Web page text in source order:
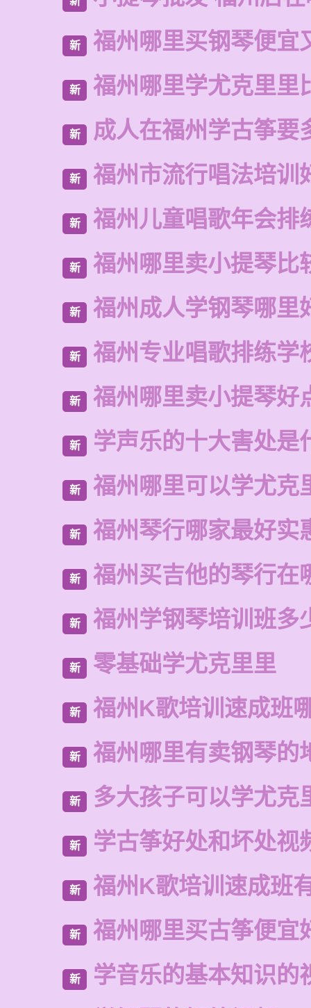
新 福州哪里买钢琴便宜
新 福州哪里学尤克里里
新 成人在福州学古筝要
新 福州市流行唱法培训
新 福州儿童唱歌年会排
新 福州哪里卖小提琴比
新 福州成人学钢琴哪里
新 福州专业唱歌排练学
新 福州哪里卖小提琴好
新 学声乐的十大害处是
新 福州哪里可以学尤克
新 福州琴行哪家最好实
新 福州买吉他的琴行在
新 福州学钢琴培训班多
新 零基础学尤克里里
新 福州K歌培训速成班
新 福州哪里有卖钢琴的
新 多大孩子可以学尤克
新 学古筝好处和坏处视
新 福州K歌培训速成班
新 福州哪里买古筝便宜
新 学音乐的基本知识的